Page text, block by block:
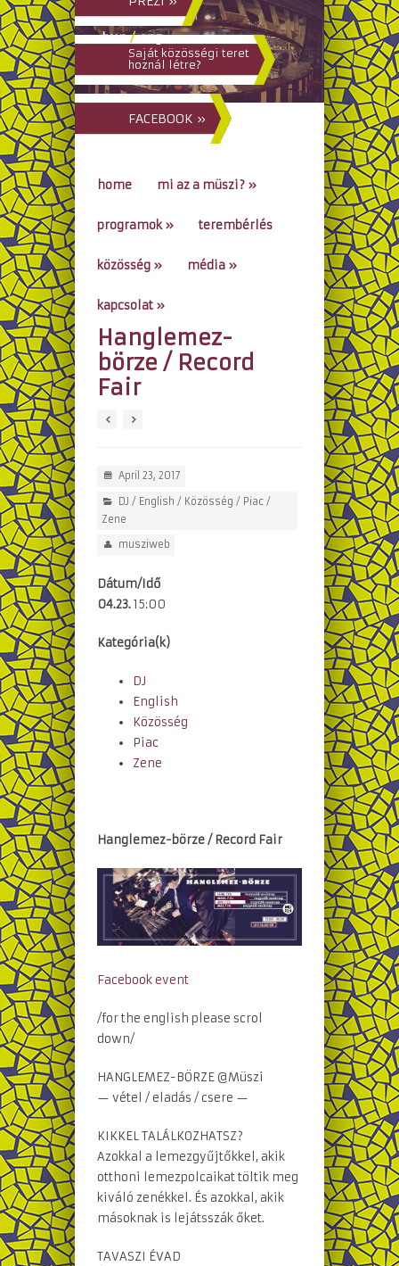
hun/eng
Saját közösségi teret
hoznál létre?
FACEBOOK »
home mi az a müszi? »
programok» terembérlés
közösség » média »
kapcsolat »
go to...
Hanglemez-
börze / Record
Fair
April 23, 2017
DJ / English / Közösség / Piac/
Zene
musziweb
Dátum/Idő
04.23.15:00
Kategória(k)
DJ
English
Közösség
Piac
Zene
Hanglemez-börze / Record Fair
Facebook event
/for the english please scrol
down/
HANGLEMEZ-BÖRZE @Müszi
— vétel / eladás / csere —
KIKKEL TALÁLKOZHATSZ?
Azokkal a lemezgyűjtőkkel, akik
otthoni lemezpolcaikat töltik meg
kiváló zenékkel. És azokkal, akik
másoknak is lejátsszák őket.
TAVASZI ÉVAD